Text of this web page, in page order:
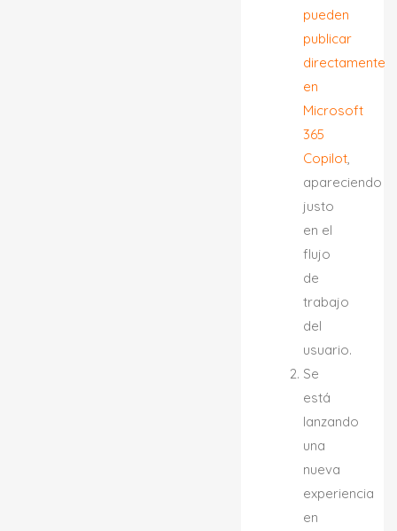
pueden
publicar
directamente
en
Microsoft
365
Copilot
apareciendo
justo
en el
flujo
de
trabajo
del
usuario.
Se
está
lanzando
una
nueva
experiencia
en